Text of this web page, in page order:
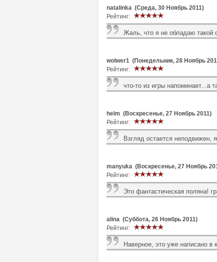
natalinka (Среда, 30 Ноябрь 2011)
Рейтинг:
Жаль, что я не обладаю такой
wolwer1 (Понедельник, 28 Ноябрь
Рейтинг:
что-то из игры напоминает...а
helm (Воскресенье, 27 Ноябрь 2011)
Рейтинг:
Взгляд остается неподвижен,
manyuka (Воскресенье, 27 Ноябрь
Рейтинг:
Это фантастическая поляна!
alina (Суббота, 26 Ноябрь 2011)
Рейтинг:
Наверное, это уже написано в